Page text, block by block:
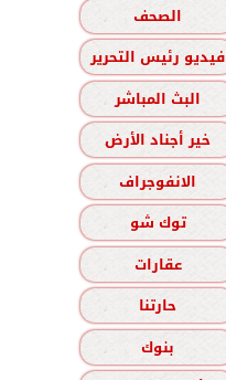
الصحف
فيديو رئيس التحرير
البث المباشر
خير أجناد الأرض
الانفوجراف
توك شو
عقارات
حارتنا
بنوك